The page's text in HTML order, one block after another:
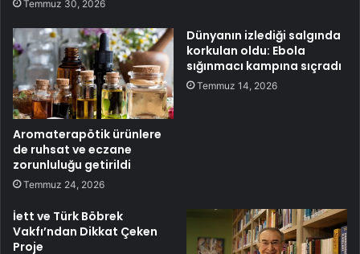
Temmuz 30, 2026
Aromaterapötik ürünlere
de ruhsat ve eczane
zorunluluğu getirildi
Temmuz 24, 2026
Dünyanın izlediği salgında
korkulan oldu: Ebola
sığınmacı kampına sıçradı
Temmuz 14, 2026
İett ve Türk Böbrek
Vakfı’ndan Dikkat Çeken
Proje